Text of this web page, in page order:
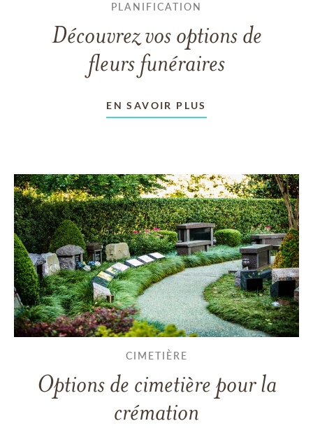
PLANIFICATION
Découvrez vos options de
fleurs funéraires
EN SAVOIR PLUS
CIMETIÈRE
Options de cimetière pour la
crémation